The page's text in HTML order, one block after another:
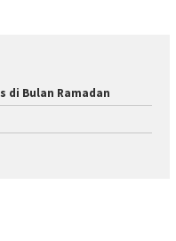
di Bulan Ramadan